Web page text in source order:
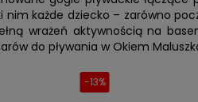
każde dziecko – zarówno
wrażeń aktywnością na
do pływania w Okiem
-13%